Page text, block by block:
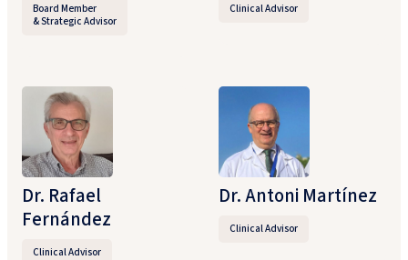
Board Member
& Strategic Advisor
Clinical Advisor​
Dr. Rafael
Fernández
Clinical Advisor​
Dr. Antoni Martínez​
Clinical Advisor